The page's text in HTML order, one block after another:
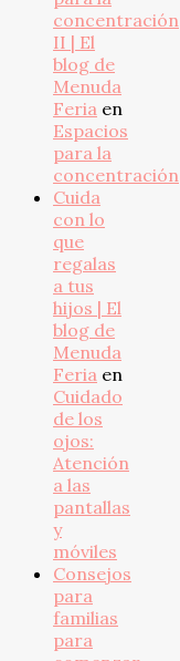
concentración
II | El
blog de
Menuda
Feria en
Espacios
para la
concentración
Cuida
con lo
que
regalas
a tus
hijos | El
blog de
Menuda
Feria en
Cuidado
de los
ojos:
Atención
a las
pantallas
y
móviles
Consejos
para
familias
para